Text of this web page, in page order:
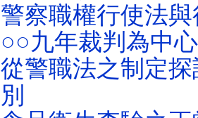
警察職權行使法
○○九年裁判為中心
從警職法之制定
別